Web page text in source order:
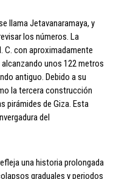
llama Jetavanaramaya, y
los números. La
C. con aproximadamente
unos 122 metros
antiguo. Debido a su
la tercera construcción
pirámides de Giza. Esta
del
una historia prolongada
graduales y periodos